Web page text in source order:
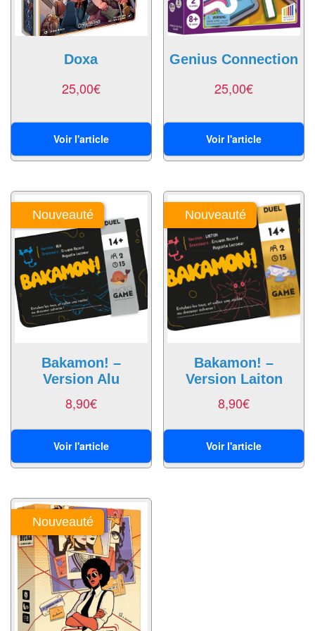
abstraits
Extensions
Accessoires
Backgammon
Jeux
traditionnels
Dominos
Jeu
Dames
jeux
multijeux
traditionnelles
de
Dés
Maquettes
Dames
Chinoises
Doxa
25,00€
Voir l'article
Genius Connection
25,00€
Voir l'article
Bakamon! –
Version Alu
Nouveauté
8,90€
Voir l'article
Bakamon! –
Version Laiton
Nouveauté
8,90€
Voir l'article
Nouveauté